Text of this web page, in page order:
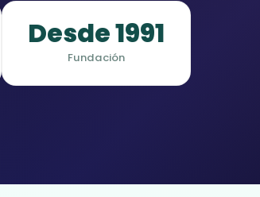
Desde 1991
Fundación